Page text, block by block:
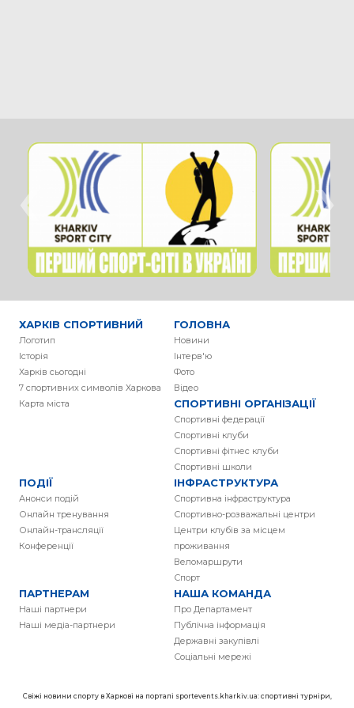
‹ ›
ХАРКІВ СПОРТИВНИЙ
Логотип
Історія
Харків сьогодні
7 спортивних символів Харкова
Карта міста
ГОЛОВНА
Новини
Інтерв'ю
Фото
Вiдео
СПОРТИВНІ ОРГАНІЗАЦІЇ
Спортивні федерації
Спортивні клуби
Спортивні фітнес клуби
Спортивні школи
ПОДІЇ
Анонси подій
Онлайн тренування
Онлайн-трансляції
Конференції
ІНФРАСТРУКТУРА
Спортивна інфраструктура
Спортивно-розважальні центри
Центри клубів за місцем
проживання
Веломаршрути
Спорт
ПАРТНЕРАМ
Наші партнери
Наші медіа-партнери
НАША КОМАНДА
Про Департамент
Публічна інформація
Державні закупівлі
Соціальні мережі
Свіжі новини спорту в Харкові на порталі sportevents.kharkiv.ua: спортивні турніри,